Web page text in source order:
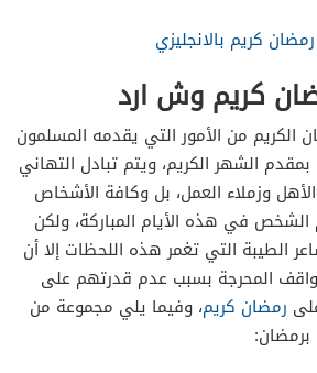
كريم بالانجليزي
كريم وش ارد
الكريم من الأمور التي يقدمه المسلمون
الشهر الكريم، ويتم تبادل التهاني
وزملاء العمل، بل وكافة الأشخاص
في هذه الأيام المباركة، ولكن
الطيبة التي تغمر هذه اللحظات إلا أن
المحرجة بسبب عدم قدرتهم على
رمضان كريم، وفيما يلي مجموعة من
برمضان: